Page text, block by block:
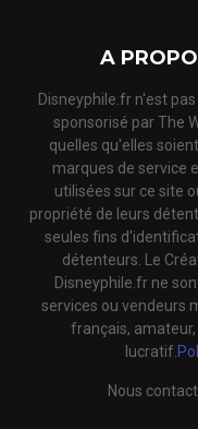
A
Disneyphile.fr n'est
sponsorisé par The
quelles qu'elles
marques de service
utilisées sur ce site
propriété de leurs
seules fins
détenteurs. Le
Disneyphile.fr ne
services ou vendeurs
français,
lucratif.
Nous